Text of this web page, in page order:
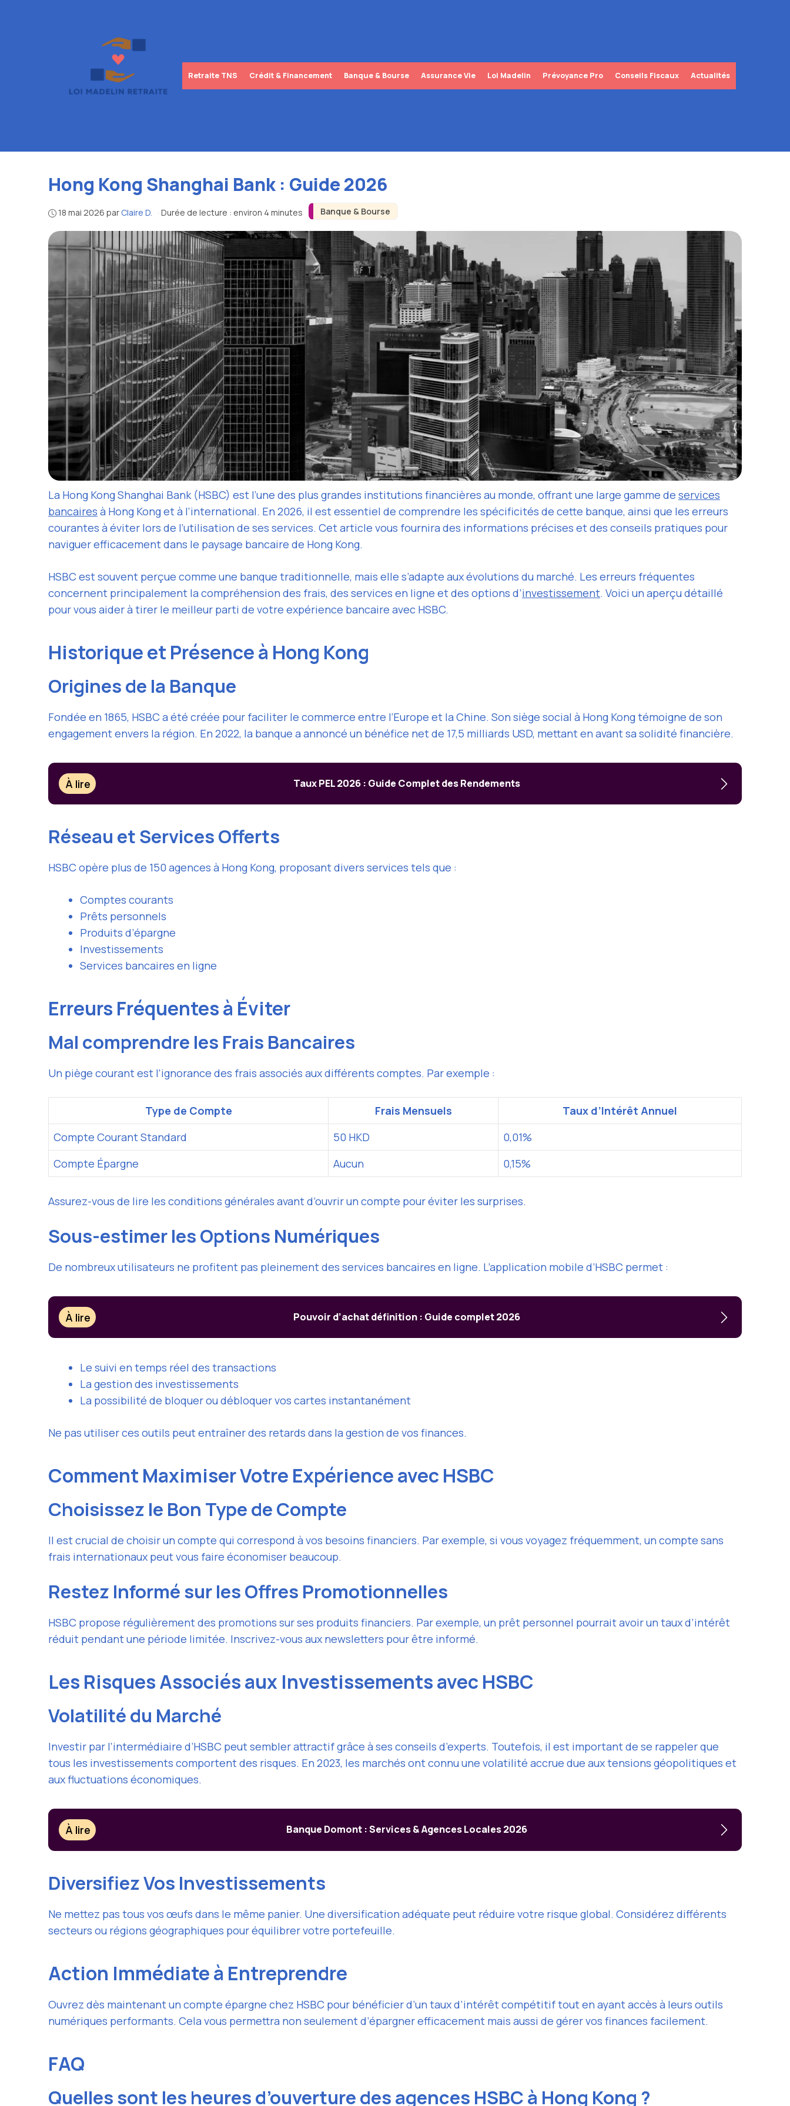
Retraite TNS Crédit & Financement Banque & Bourse Assurance Vie Loi Madelin Prévoyance Pro Conseils Fiscaux Actualités
Banque & Bourse
Hong Kong Shanghai Bank : Guide 2026
18 mai 2026 par Claire D. · Durée de lecture : environ 4 minutes
La Hong Kong Shanghai Bank (HSBC) est l’une des plus grandes institutions financières au monde, offrant une large gamme de services
bancaires à Hong Kong et à l’international. En 2026, il est essentiel de comprendre les spécificités de cette banque, ainsi que les erreurs
courantes à éviter lors de l’utilisation de ses services. Cet article vous fournira des informations précises et des conseils pratiques pour
naviguer efficacement dans le paysage bancaire de Hong Kong.
HSBC est souvent perçue comme une banque traditionnelle, mais elle s’adapte aux évolutions du marché. Les erreurs fréquentes
concernent principalement la compréhension des frais, des services en ligne et des options d’investissement. Voici un aperçu détaillé
pour vous aider à tirer le meilleur parti de votre expérience bancaire avec HSBC.
Historique et Présence à Hong Kong
Origines de la Banque
Fondée en 1865, HSBC a été créée pour faciliter le commerce entre l’Europe et la Chine. Son siège social à Hong Kong témoigne de son
engagement envers la région. En 2022, la banque a annoncé un bénéfice net de 17,5 milliards USD, mettant en avant sa solidité financière.
À lire Taux PEL 2026 : Guide Complet des Rendements
Réseau et Services Offerts
HSBC opère plus de 150 agences à Hong Kong, proposant divers services tels que :
Comptes courants
Prêts personnels
Produits d’épargne
Investissements
Services bancaires en ligne
Erreurs Fréquentes à Éviter
Mal comprendre les Frais Bancaires
Un piège courant est l’ignorance des frais associés aux différents comptes. Par exemple :
Type de Compte Frais Mensuels
Taux d’Intérêt Annuel
Compte Courant Standard
50 HKD
0,01%
Compte Épargne
Aucun 0,15%
Assurez-vous de lire les conditions générales avant d’ouvrir un compte pour éviter les surprises.
Sous-estimer les Options Numériques
De nombreux utilisateurs ne profitent pas pleinement des services bancaires en ligne. L’application mobile d’HSBC permet :
À lire Pouvoir d’achat définition : Guide complet 2026
Le suivi en temps réel des transactions
La gestion des investissements
La possibilité de bloquer ou débloquer vos cartes instantanément
Ne pas utiliser ces outils peut entraîner des retards dans la gestion de vos finances.
Comment Maximiser Votre Expérience avec HSBC
Choisissez le Bon Type de Compte
Il est crucial de choisir un compte qui correspond à vos besoins financiers. Par exemple, si vous voyagez fréquemment, un compte sans
frais internationaux peut vous faire économiser beaucoup.
Restez Informé sur les Offres Promotionnelles
HSBC propose régulièrement des promotions sur ses produits financiers. Par exemple, un prêt personnel pourrait avoir un taux d’intérêt
réduit pendant une période limitée. Inscrivez-vous aux newsletters pour être informé.
Les Risques Associés aux Investissements avec HSBC
Volatilité du Marché
Investir par l’intermédiaire d’HSBC peut sembler attractif grâce à ses conseils d’experts. Toutefois, il est important de se rappeler que
tous les investissements comportent des risques. En 2023, les marchés ont connu une volatilité accrue due aux tensions géopolitiques et
aux fluctuations économiques.
À lire Banque Domont : Services & Agences Locales 2026
Diversifiez Vos Investissements
Ne mettez pas tous vos œufs dans le même panier. Une diversification adéquate peut réduire votre risque global. Considérez différents
secteurs ou régions géographiques pour équilibrer votre portefeuille.
Action Immédiate à Entreprendre
Ouvrez dès maintenant un compte épargne chez HSBC pour bénéficier d’un taux d’intérêt compétitif tout en ayant accès à leurs outils
numériques performants. Cela vous permettra non seulement d’épargner efficacement mais aussi de gérer vos finances facilement.
FAQ
Quelles sont les heures d’ouverture des agences HSBC à Hong Kong ?